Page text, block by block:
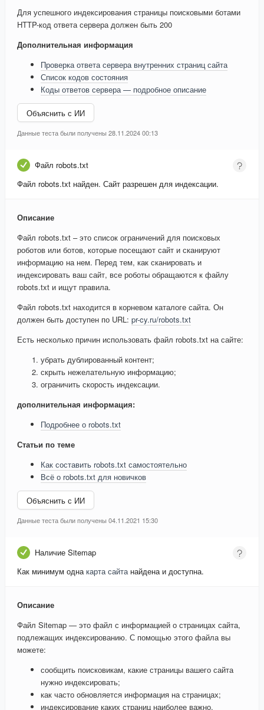
Для успешного индексирования страницы поисковыми ботами
HTTP-код ответа сервера должен быть 200
Дополнительная информация
Проверка ответа сервера внутренних страниц сайта
Список кодов состояния
Коды ответов сервера — подробное описание
Объяснить с ИИ
Данные теста были получены 28.11.2024 00:13
Файл robots.txt
Файл robots.txt найден. Сайт разрешен для индексации.
Описание
Файл robots.txt – это список ограничений для поисковых
роботов или ботов, которые посещают сайт и сканируют
информацию на нем. Перед тем, как сканировать и
индексировать ваш сайт, все роботы обращаются к файлу
robots.txt и ищут правила.
Файл robots.txt находится в корневом каталоге сайта. Он
должен быть доступен по URL: pr-cy.ru/robots.txt
Есть несколько причин использовать файл robots.txt на сайте:
убрать дублированный контент;
скрыть нежелательную информацию;
ограничить скорость индексации.
дополнительная информация:
Подробнее о robots.txt
Статьи по теме
Как составить robots.txt самостоятельно
Всё о robots.txt для новичков
Объяснить с ИИ
Данные теста были получены 04.11.2021 15:30
Наличие Sitemap
Как минимум однакарта сайтанайдена и доступна.
Описание
Файл Sitemap — это файл с информацией о страницах сайта,
подлежащих индексированию. С помощью этого файла вы
можете:
сообщить поисковикам, какие страницы вашего сайта
нужно индексировать;
как часто обновляется информация на страницах;
индексирование каких страниц наиболее важно.